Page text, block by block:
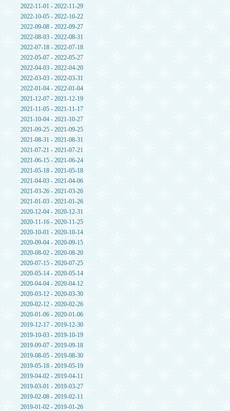
2022-11-01 - 2022-11-29
2022-10-05 - 2022-10-22
2022-09-08 - 2022-09-27
2022-08-03 - 2022-08-31
2022-07-18 - 2022-07-18
2022-05-07 - 2022-05-27
2022-04-03 - 2022-04-20
2022-03-03 - 2022-03-31
2022-01-04 - 2022-01-04
2021-12-07 - 2021-12-19
2021-11-05 - 2021-11-17
2021-10-04 - 2021-10-27
2021-09-25 - 2021-09-25
2021-08-31 - 2021-08-31
2021-07-21 - 2021-07-21
2021-06-15 - 2021-06-24
2021-05-18 - 2021-05-18
2021-04-03 - 2021-04-06
2021-03-26 - 2021-03-26
2021-01-03 - 2021-01-26
2020-12-04 - 2020-12-31
2020-11-16 - 2020-11-25
2020-10-01 - 2020-10-14
2020-09-04 - 2020-09-15
2020-08-02 - 2020-08-20
2020-07-15 - 2020-07-25
2020-05-14 - 2020-05-14
2020-04-04 - 2020-04-12
2020-03-12 - 2020-03-30
2020-02-12 - 2020-02-26
2020-01-06 - 2020-01-06
2019-12-17 - 2019-12-30
2019-10-03 - 2019-10-19
2019-09-07 - 2019-09-18
2019-08-05 - 2019-08-30
2019-05-18 - 2019-05-19
2019-04-02 - 2019-04-11
2019-03-01 - 2019-03-27
2019-02-08 - 2019-02-11
2019-01-02 - 2019-01-26